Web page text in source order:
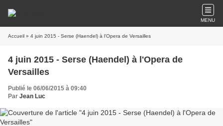
MENU
Accueil » 4 juin 2015 - Serse (Haendel) à l'Opera de Versailles
4 juin 2015 - Serse (Haendel) à l'Opera de
Versailles
Publié le 06/06/2015 à 09:40
Par Jean Luc